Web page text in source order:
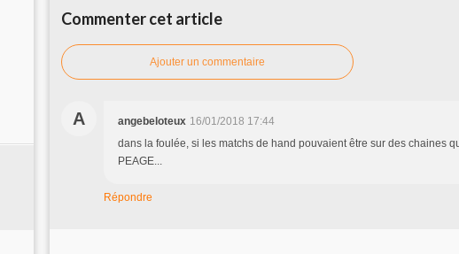
Commenter cet article
Ajouter un commentaire
A angebeloteux 16/01/2018 17:44
dans la foulée, si les matchs de hand pouvaient être sur des chaines
PEAGE...
Répondre